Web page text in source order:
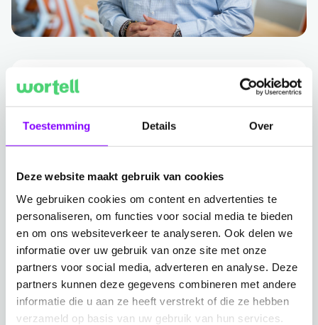
Toestemming Details Over
Deze website maakt gebruik van cookies
We gebruiken cookies om content en advertenties te
personaliseren, om functies voor social media te bieden
en om ons websiteverkeer te analyseren. Ook delen we
informatie over uw gebruik van onze site met onze
partners voor social media, adverteren en analyse. Deze
partners kunnen deze gegevens combineren met andere
informatie die u aan ze heeft verstrekt of die ze hebben
verzameld op basis van uw gebruik van hun services.
7-11-2023
Azure Virtual Desktop voor Lokale
Ga naar Azure Virtual Desktop voor Lokale Overheid